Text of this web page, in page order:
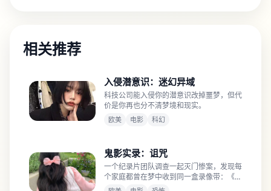
相关推荐
入侵潜意识：迷幻异域
科技公司能入侵你的潜意识改掉噩梦，但代
价是你再也分不清梦境和现实。
欧美 电影 科幻
鬼影实录：诅咒
一个纪录片团队调查一起灭门惨案，发现每
个家庭都曾在梦中收到同一盒录像带：《鬼
影实录》。